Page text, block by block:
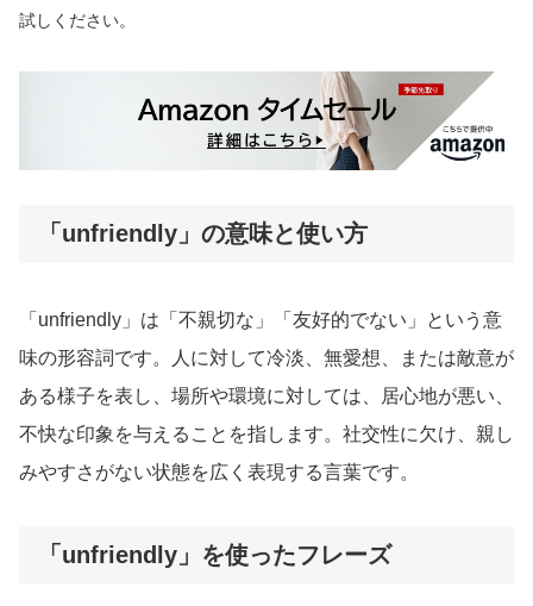
試しください。
「unfriendly」の意味と使い方
「unfriendly」は「不親切な」「友好的でない」という意
味の形容詞です。人に対して冷淡、無愛想、または敵意が
ある様子を表し、場所や環境に対しては、居心地が悪い、
不快な印象を与えることを指します。社交性に欠け、親し
みやすさがない状態を広く表現する言葉です。
「unfriendly」を使ったフレーズ